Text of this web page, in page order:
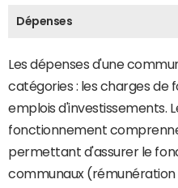
Dépenses
Les dépenses d'une
catégories : les charges de
emplois d'investissements.
fonctionnement
permettant d'assurer le
communaux (rémunération